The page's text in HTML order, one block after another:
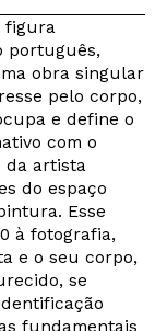
figura
português,
obra singular
pelo corpo,
e define o
com o
da artista
do espaço
Esse
à fotografia,
e o seu corpo,
se
fundamentais